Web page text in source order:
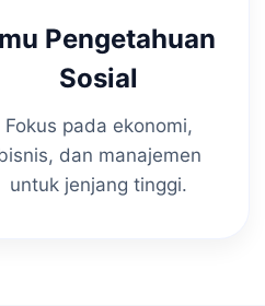
Pengetahuan
Sosial
Fokus pada ekonomi,
dan manajemen
untuk jenjang tinggi.